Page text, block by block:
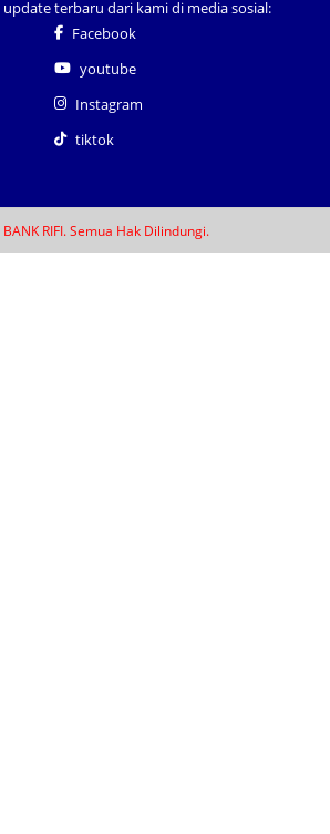
update terbaru dari kami di media sosial:
Facebook
youtube
Instagram
tiktok
RIFI. Semua Hak Dilindungi.